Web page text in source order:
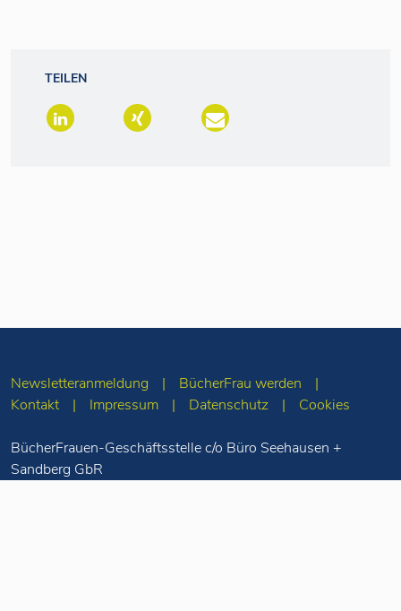
TEILEN
Newsletteranmeldung
BücherFrau werden
Kontakt
Impressum Datenschutz Cookies
BücherFrauen-Geschäftsstelle c/o Büro Seehausen +
Sandberg GbR